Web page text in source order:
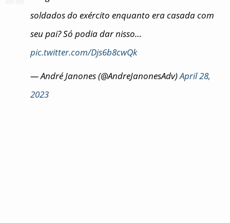
soldados do exército enquanto era casada com
seu pai? Só podia dar nisso…
pic.twitter.com/Djs6b8cwQk
— André Janones (@AndreJanonesAdv)April 28,
2023